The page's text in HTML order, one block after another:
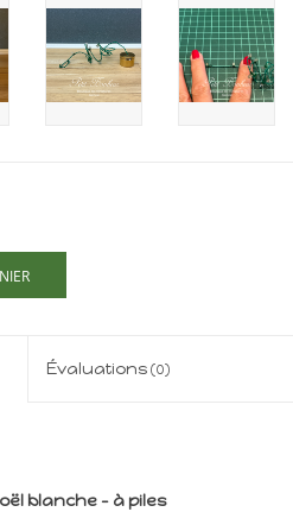
Évaluations (0)
blanche – à piles